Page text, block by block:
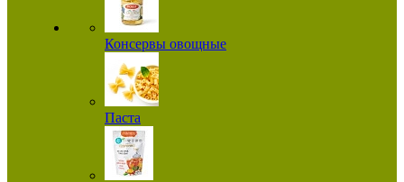
Консервы овощные
Паста